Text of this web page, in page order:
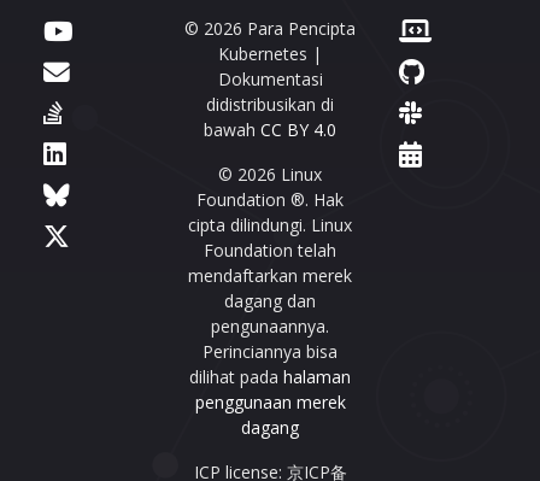
© 2026 Para Pencipta
Kubernetes |
Dokumentasi
didistribusikan di
bawah CC BY 4.0
© 2026 Linux
Foundation ®. Hak
cipta dilindungi. Linux
Foundation telah
mendaftarkan merek
dagang dan
pengunaannya.
Perinciannya bisa
dilihat pada halaman
penggunaan merek
dagang
ICP license: 京ICP备